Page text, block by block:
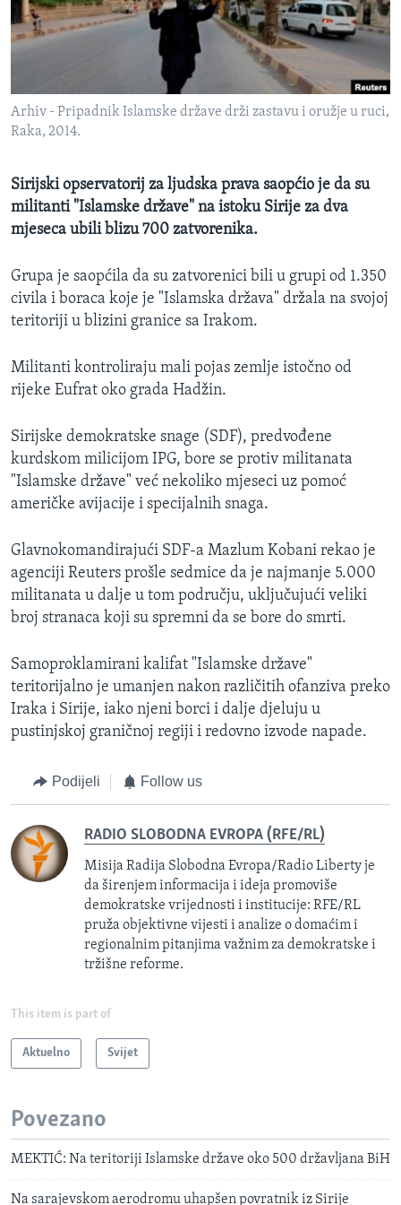
MAGAZIN
O GLASU AMERIKE
Learning English
Jezici
Arhiv - Pripadnik Islamske države drži zastavu i oružje u ruci,
Raka, 2014.
Sirijski opservatorij za ljudska prava saopćio je da su
militanti "Islamske države" na istoku Sirije za dva
mjeseca ubili blizu 700 zatvorenika.
Grupa je saopćila da su zatvorenici bili u grupi od 1.350
civila i boraca koje je "Islamska država" držala na svojoj
teritoriji u blizini granice sa Irakom.
Militanti kontroliraju mali pojas zemlje istočno od
rijeke Eufrat oko grada Hadžin.
Sirijske demokratske snage (SDF), predvođene
kurdskom milicijom IPG, bore se protiv militanata
"Islamske države" već nekoliko mjeseci uz pomoć
američke avijacije i specijalnih snaga.
Glavnokomandirajući SDF-a Mazlum Kobani rekao je
agenciji Reuters prošle sedmice da je najmanje 5.000
militanata u dalje u tom području, uključujući veliki
broj stranaca koji su spremni da se bore do smrti.
Samoproklamirani kalifat "Islamske države"
teritorijalno je umanjen nakon različitih ofanziva preko
Iraka i Sirije, iako njeni borci i dalje djeluju u
pustinjskoj graničnoj regiji i redovno izvode napade.
Podijeli Follow us
RADIO SLOBODNA EVROPA (RFE/RL)
Misija Radija Slobodna Evropa/Radio Liberty je
da širenjem informacija i ideja promoviše
demokratske vrijednosti i institucije: RFE/RL
pruža objektivne vijesti i analize o domaćim i
regionalnim pitanjima važnim za demokratske i
tržišne reforme.
This item is part of
Aktuelno Svijet
Povezano
MEKTIĆ: Na teritoriji Islamske države oko 500 državljana BiH
Na sarajevskom aerodromu uhapšen povratnik iz Sirije